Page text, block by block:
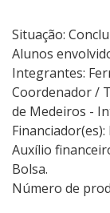
Situação:
Alunos
Integrantes:
Coordenador /
de Medeiros -
Auxílio
Bolsa.
Número de